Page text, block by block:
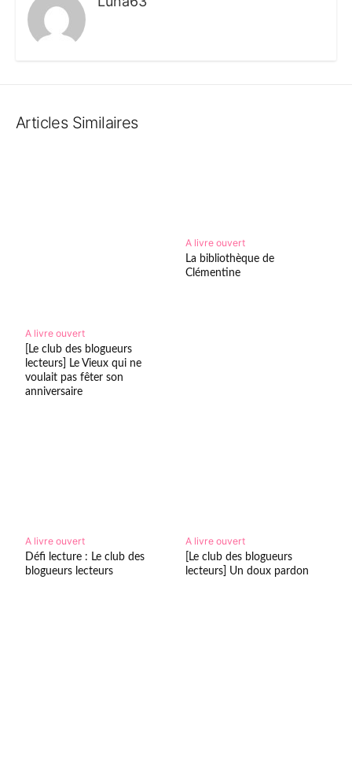
Articles Similaires
A livre ouvert
[Le club des blogueurs
lecteurs] Le Vieux qui ne
voulait pas fêter son
anniversaire
A livre ouvert
La bibliothèque de
Clémentine
A livre ouvert
Défi lecture : Le club des
blogueurs lecteurs
A livre ouvert
[Le club des blogueurs
lecteurs] Un doux pardon